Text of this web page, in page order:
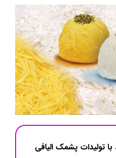
تولیدات پشمک الیافی